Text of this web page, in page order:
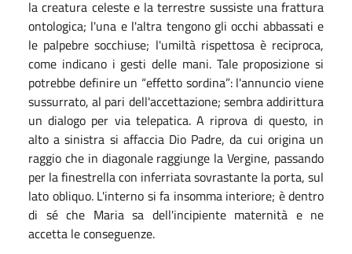
la creatura celeste e la terrestre sussiste una frattura
ontologica; l'una e l'altra tengono gli occhi abbassati e
le palpebre socchiuse; l'umiltà rispettosa è reciproca,
come indicano i gesti delle mani. Tale proposizione si
potrebbe definire un “effetto sordina”: l'annuncio viene
sussurrato, al pari dell'accettazione; sembra addirittura
un dialogo per via telepatica. A riprova di questo, in
alto a sinistra si affaccia Dio Padre, da cui origina un
raggio che in diagonale raggiunge la Vergine, passando
per la finestrella con inferriata sovrastante la porta, sul
lato obliquo. L'interno si fa insomma interiore; è dentro
di sé che Maria sa dell'incipiente maternità e ne
accetta le conseguenze.